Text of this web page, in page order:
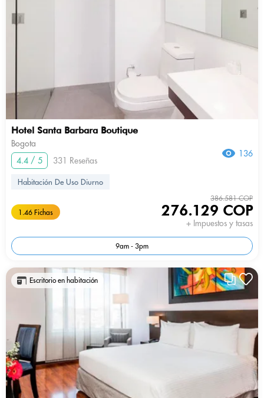
Hotel Santa Barbara Boutique
Bogota
4.4 / 5
331 Reseñas
136
Habitación De Uso Diurno
1.46 Fichas
386.581 COP
276.129 COP
+ Impuestos y tasas
9am - 3pm
Escritorio en habitación